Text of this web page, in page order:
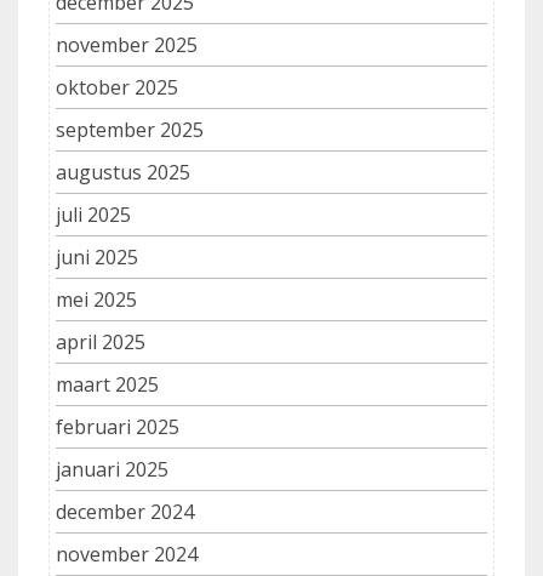
november 2025
oktober 2025
september 2025
augustus 2025
juli 2025
juni 2025
mei 2025
april 2025
maart 2025
februari 2025
januari 2025
december 2024
november 2024